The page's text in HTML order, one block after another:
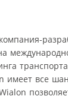
имеет все